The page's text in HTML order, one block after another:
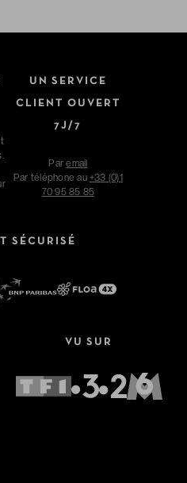
UN SERVICE
CLIENT OUVERT
7J/7
Paremail
Par téléphone au +33 (0)1
70 95 85 85
SÉCURISÉ
VU SUR